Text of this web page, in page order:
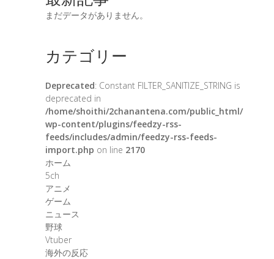
まだデータがありません。
カテゴリー
Deprecated: Constant FILTER_SANITIZE_STRING is
deprecated in
/home/shoithi/2chanantena.com/public_html/
wp-content/plugins/feedzy-rss-
feeds/includes/admin/feedzy-rss-feeds-
import.php on line 2170
ホーム
5ch
アニメ
ゲーム
ニュース
野球
Vtuber
海外の反応